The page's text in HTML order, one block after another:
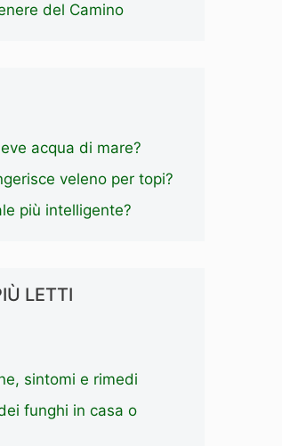
del Camino
acqua di mare?
veleno per topi?
più intelligente?
LETTI
sintomi e rimedi
funghi in casa o